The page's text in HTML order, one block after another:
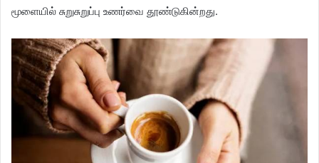
மூளையில் சுறுசுறுப்பு உணர்வை தூண்டுகின்றது.